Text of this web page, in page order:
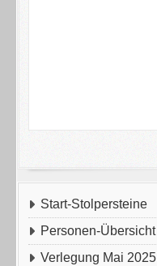
Start-Stolpersteine
Personen-Übersicht
Verlegung Mai 2025